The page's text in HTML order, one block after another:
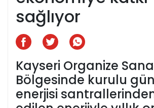
sağlıyor
Kayseri Organize
Bölgesinde kurulu
enerjisi